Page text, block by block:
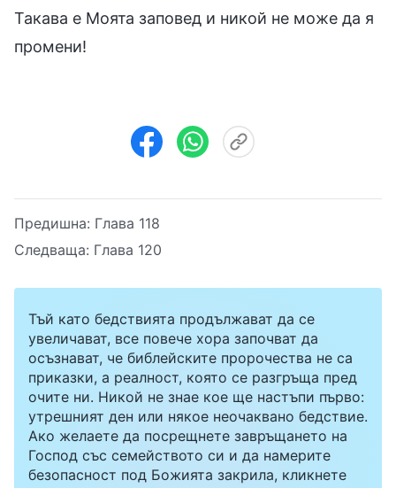
Такава е Моята заповед и никой не може да я
промени!
Предишна: Глава 118
Следваща: Глава 120
Тъй като бедствията продължават да се
увеличават, все повече хора започват да
осъзнават, че библейските пророчества не са
приказки, а реалност, която се разгръща пред
очите ни. Никой не знае кое ще настъпи първо:
утрешният ден или някое неочаквано бедствие.
Ако желаете да посрещнете завръщането на
Господ със семейството си и да намерите
безопасност под Божията закрила, кликнете